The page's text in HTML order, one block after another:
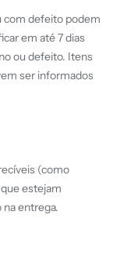
com defeito podem
em até 7 dias
ou defeito. Itens
ser informados
(como
estejam
na entrega.